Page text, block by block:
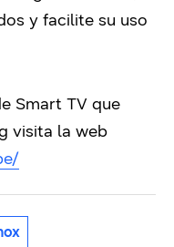
y facilite su uso
Smart TV que
visita la web